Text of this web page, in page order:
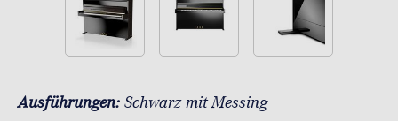
Ausführungen: Schwarz mit Messing